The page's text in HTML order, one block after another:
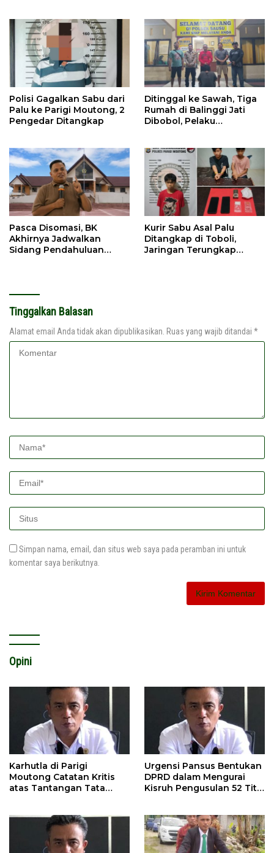
Polisi Gagalkan Sabu dari
Palu ke Parigi Moutong, 2
Pengedar Ditangkap
Ditinggal ke Sawah, Tiga
Rumah di Balinggi Jati
Dibobol, Pelaku
Pasca Disomasi, BK
Akhirnya Jadwalkan
Sidang Pendahuluan
Kurir Sabu Asal Palu
Ditangkap di Toboli,
Jaringan Terungkap
Tinggalkan Balasan
Alamat email Anda tidak akan dipublikasikan. Ruas yang wajib ditandai *
Simpan nama, email, dan situs web saya pada peramban ini untuk
komentar saya berikutnya.
Opini
Karhutla di Parigi
Moutong Catatan Kritis
atas Tantangan Tata
Urgensi Pansus Bentukan
DPRD dalam Mengurai
Kisruh Pengusulan 52 Titik